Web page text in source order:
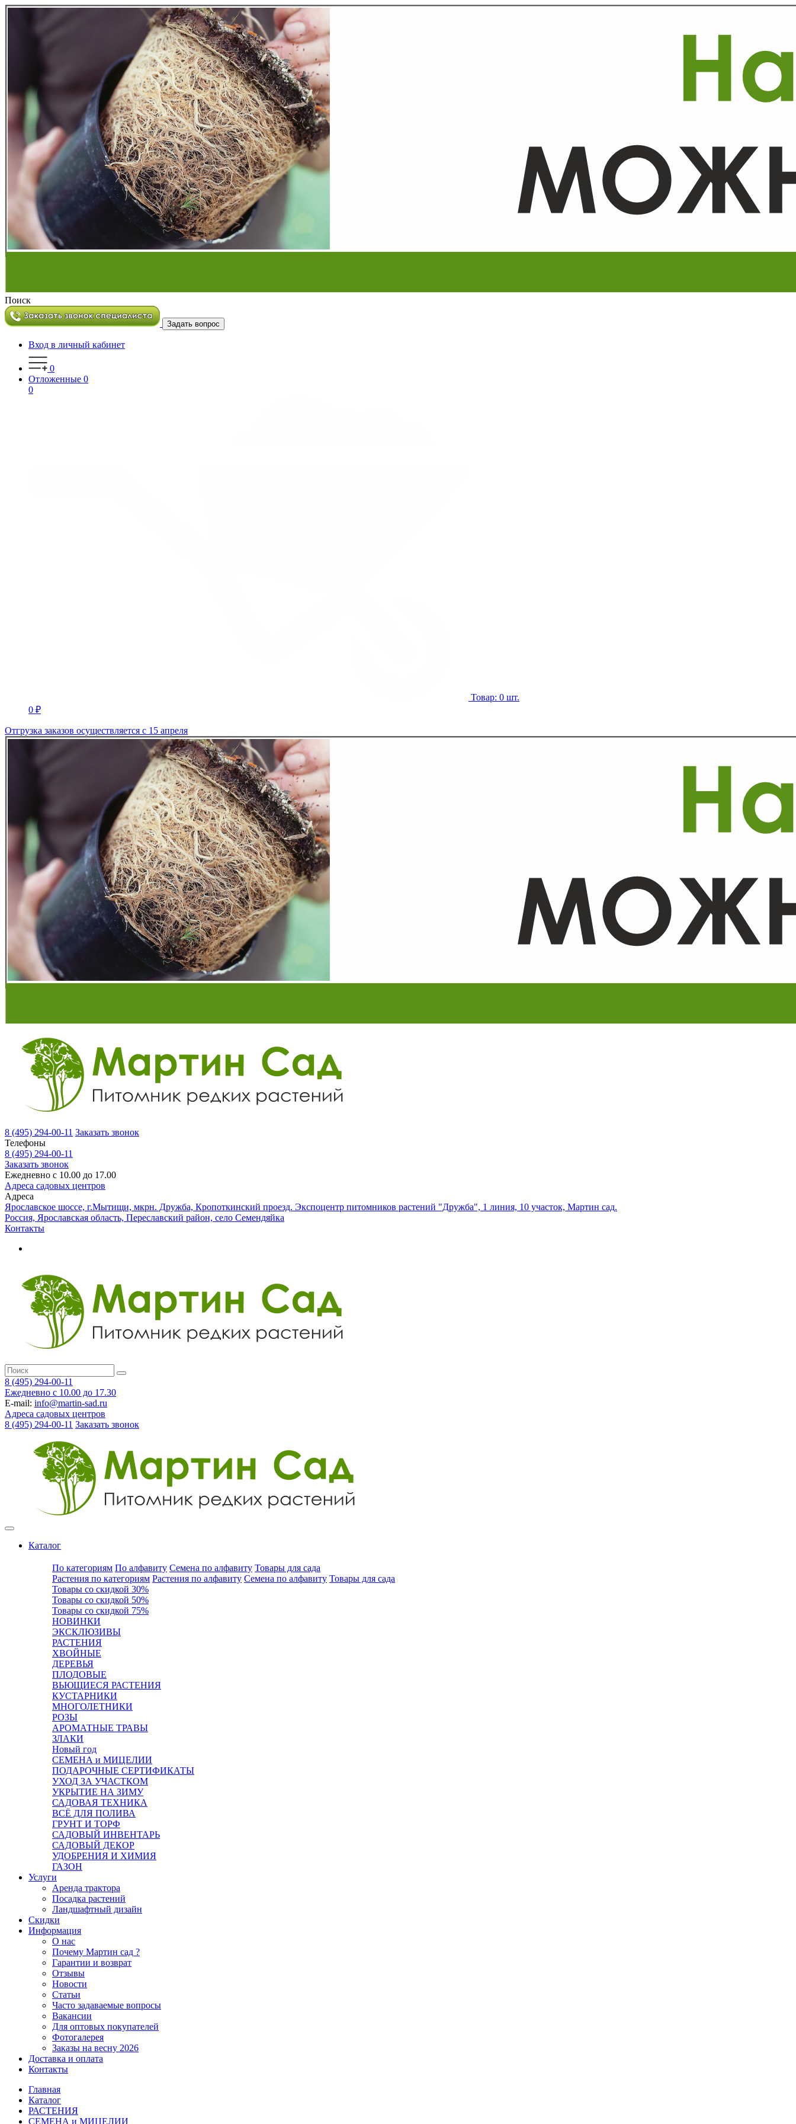
Поиск
Задать вопрос
Вход в личный кабинет
0
Отложенные 0
0
Товар: 0 шт.
0 ₽
Отгрузка заказов осуществляется с 15 апреля
8 (495) 294-00-11 Заказать звонок
Телефоны
8 (495) 294-00-11
Заказать звонок
Ежедневно с 10.00 до 17.00
Адреса садовых центров
Адреса
Ярославское шоссе, г.Мытищи, мкрн. Дружба, Кропоткинский проезд. Экспоцентр питомников растений "Дружба", 1 линия, 10 участок, Мартин сад.
Россия, Ярославская область, Переславский район, село Семендяйка
Контакты
8 (495) 294-00-11
Ежедневно с 10.00 до 17.30
E-mail: info@martin-sad.ru
Адреса садовых центров
8 (495) 294-00-11 Заказать звонок
Каталог
По категориям По алфавиту Семена по алфавиту Товары для сада
Растения по категориям Растения по алфавиту Семена по алфавиту Товары для сада
Товары со скидкой 30%
Товары со скидкой 50%
Товары со скидкой 75%
НОВИНКИ
ЭКСКЛЮЗИВЫ
РАСТЕНИЯ
ХВОЙНЫЕ
ДЕРЕВЬЯ
ПЛОДОВЫЕ
ВЬЮЩИЕСЯ РАСТЕНИЯ
КУСТАРНИКИ
МНОГОЛЕТНИКИ
РОЗЫ
АРОМАТНЫЕ ТРАВЫ
ЗЛАКИ
Новый год
СЕМЕНА и МИЦЕЛИИ
ПОДАРОЧНЫЕ СЕРТИФИКАТЫ
УХОД ЗА УЧАСТКОМ
УКРЫТИЕ НА ЗИМУ
САДОВАЯ ТЕХНИКА
ВСЁ ДЛЯ ПОЛИВА
ГРУНТ И ТОРФ
САДОВЫЙ ИНВЕНТАРЬ
САДОВЫЙ ДЕКОР
УДОБРЕНИЯ И ХИМИЯ
ГАЗОН
Услуги
Аренда трактора
Посадка растений
Ландшафтный дизайн
Скидки
Информация
О нас
Почему Мартин сад ?
Гарантии и возврат
Отзывы
Новости
Статьи
Часто задаваемые вопросы
Вакансии
Для оптовых покупателей
Фотогалерея
Заказы на весну 2026
Доставка и оплата
Контакты
Главная
Каталог
РАСТЕНИЯ
СЕМЕНА и МИЦЕЛИИ